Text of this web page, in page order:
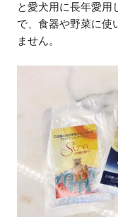
と愛犬用に長年愛用
で、食器や野菜に使
ません。